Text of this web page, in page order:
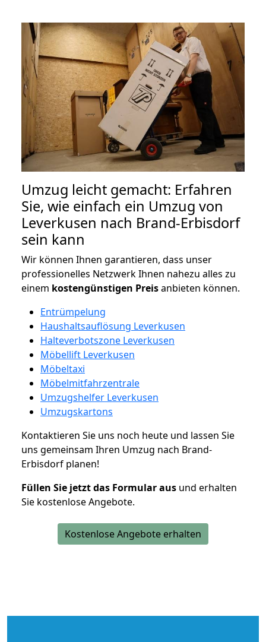
Umzug leicht gemacht: Erfahren
Sie, wie einfach ein Umzug von
Leverkusen nach Brand-Erbisdorf
sein kann
Wir können Ihnen garantieren, dass unser
professionelles Netzwerk Ihnen nahezu alles zu
einem kostengünstigen Preisanbieten können.
Entrümpelung
Haushaltsauflösung Leverkusen
Halteverbotszone Leverkusen
Möbellift Leverkusen
Möbeltaxi
Möbelmitfahrzentrale
Umzugshelfer Leverkusen
Umzugskartons
Kontaktieren Sie uns noch heute und lassen Sie
uns gemeinsam Ihren Umzug nach Brand-
Erbisdorf planen!
Füllen Sie jetzt das Formular aus und erhalten
Sie kostenlose Angebote.
Kostenlose Angebote erhalten